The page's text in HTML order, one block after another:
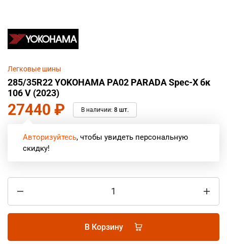
Легковые шины
285/35R22 YOKOHAMA PA02 PARADA Spec-X бк
106 V (2023)
27440 ₽ В наличии: 8 шт.
Авторизуйтесь, чтобы увидеть персональную
скидку!
В Корзину